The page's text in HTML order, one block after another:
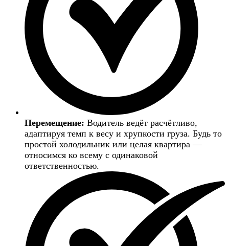
Перемещение: Водитель ведёт расчётливо,
адаптируя темп к весу и хрупкости груза. Будь то
простой холодильник или целая квартира —
относимся ко всему с одинаковой
ответственностью.